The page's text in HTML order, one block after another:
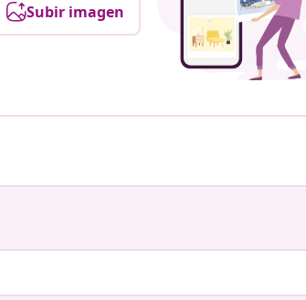
Subir imagen